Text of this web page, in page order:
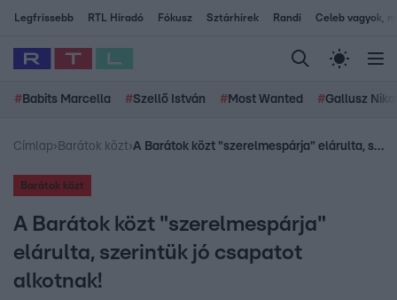
Legfrissebb RTL Híradó Fókusz Sztárhírek Randi Celeb vagyok,
# Babits Marcella #Szellő István # Most Wanted #Gallusz
Címlap› Barátok közt› A Barátok közt "szerelmespárja" elárulta, szerintük jó csapatot alkotnak!
Barátok közt
A Barátok közt "szerelmespárja"
elárulta, szerintük jó csapatot
alkotnak!